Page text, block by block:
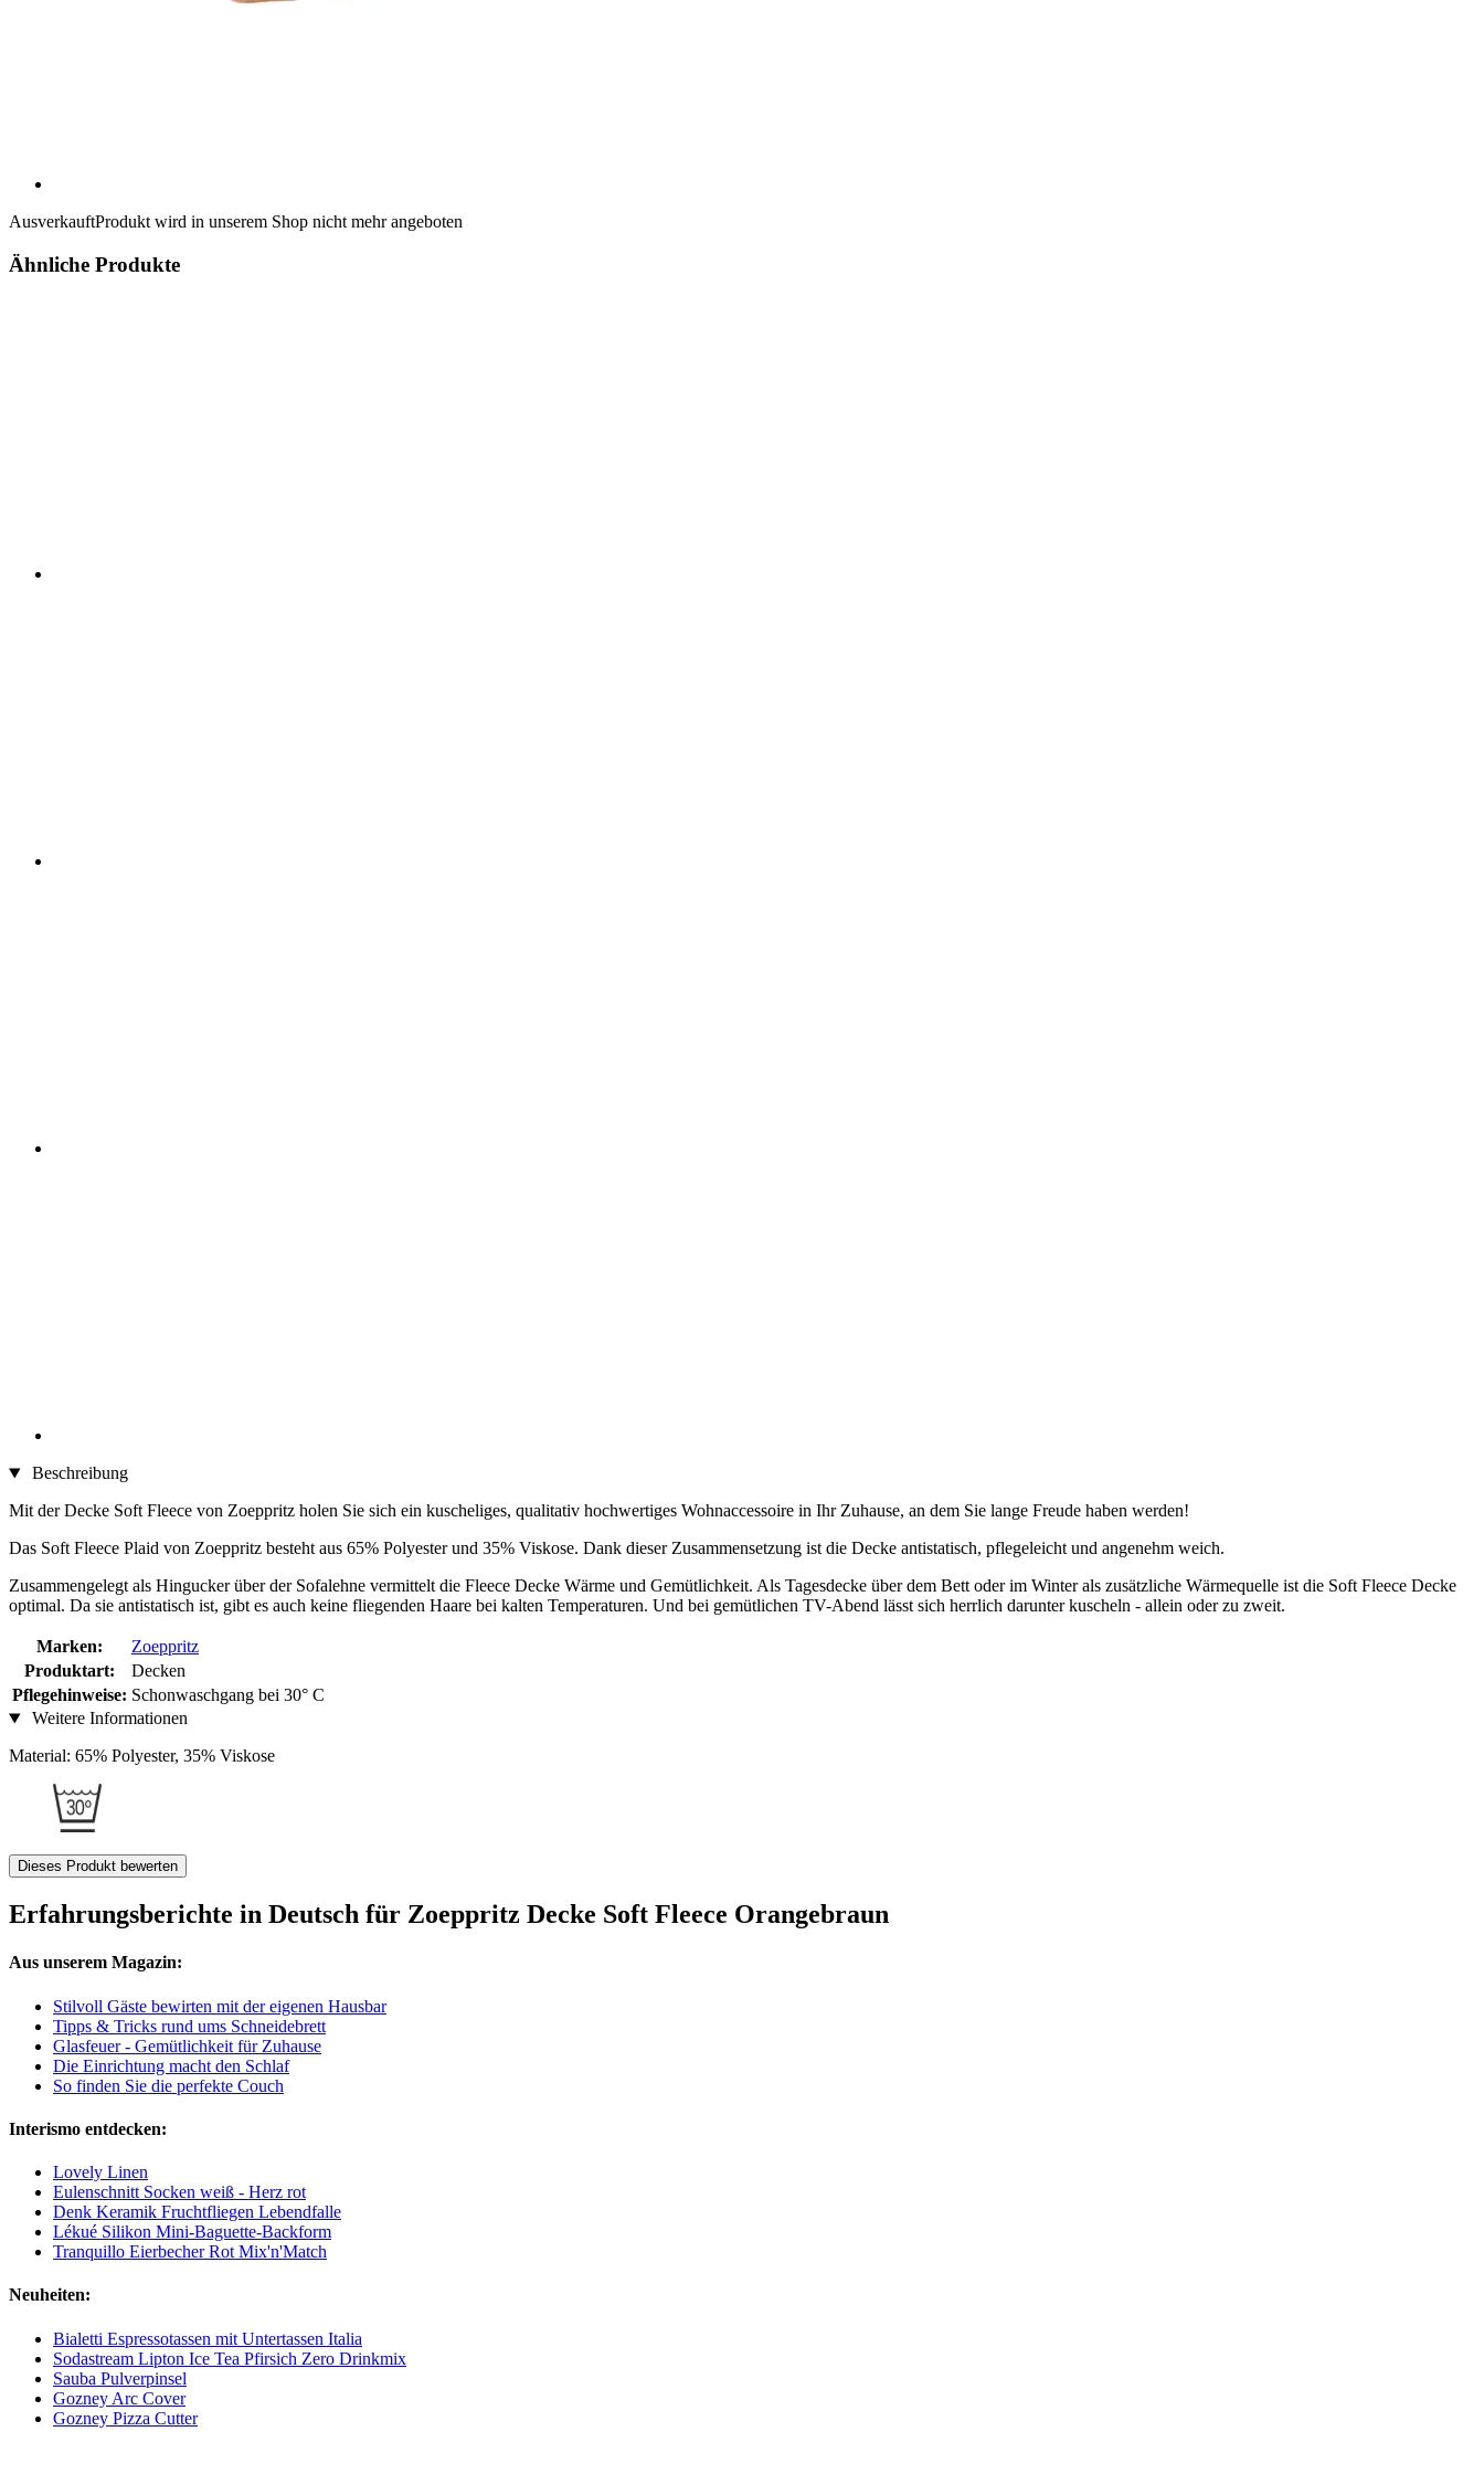
AusverkauftProdukt wird in unserem Shop nicht mehr angeboten
Ähnliche Produkte
Beschreibung
Mit der Decke Soft Fleece von Zoeppritz holen Sie sich ein kuscheliges, qualitativ hochwertiges Wohnaccessoire in Ihr Zuhause, an dem Sie lange Freude haben werden!
Das Soft Fleece Plaid von Zoeppritz besteht aus 65% Polyester und 35% Viskose. Dank dieser Zusammensetzung ist die Decke antistatisch, pflegeleicht und angenehm weich.
Zusammengelegt als Hingucker über der Sofalehne vermittelt die Fleece Decke Wärme und Gemütlichkeit. Als Tagesdecke über dem Bett oder im Winter als zusätzliche Wärmequelle ist die Soft Fleece Decke
optimal. Da sie antistatisch ist, gibt es auch keine fliegenden Haare bei kalten Temperaturen. Und bei gemütlichen TV-Abend lässt sich herrlich darunter kuscheln - allein oder zu zweit.
Marken:
Zoeppritz
Produktart:
Decken
Pflegehinweise: Schonwaschgang bei 30° C
Weitere Informationen
Material: 65% Polyester, 35% Viskose
Dieses Produkt bewerten
Erfahrungsberichte in Deutsch für Zoeppritz Decke Soft Fleece Orangebraun
Aus unserem Magazin:
Stilvoll Gäste bewirten mit der eigenen Hausbar
Tipps & Tricks rund ums Schneidebrett
Glasfeuer - Gemütlichkeit für Zuhause
Die Einrichtung macht den Schlaf
So finden Sie die perfekte Couch
Interismo entdecken:
Lovely Linen
Eulenschnitt Socken weiß - Herz rot
Denk Keramik Fruchtfliegen Lebendfalle
Lékué Silikon Mini-Baguette-Backform
Tranquillo Eierbecher Rot Mix'n'Match
Neuheiten:
Bialetti Espressotassen mit Untertassen Italia
Sodastream Lipton Ice Tea Pfirsich Zero Drinkmix
Sauba Pulverpinsel
Gozney Arc Cover
Gozney Pizza Cutter